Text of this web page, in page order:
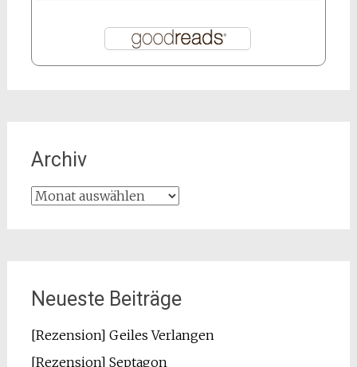
Archiv
Archiv
Neueste Beiträge
[Rezension] Geiles Verlangen
[Rezension] Septagon